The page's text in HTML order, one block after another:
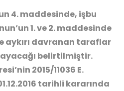
4. maddesinde, işbu
1. ve 2. maddesinde
aykırı davranan taraflar
belirtilmiştir.
2015/11036 E.
tarihli kararında